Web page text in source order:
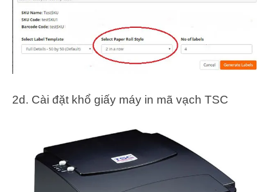
2d. Cài đặt khổ giấy máy in mã vạch TSC